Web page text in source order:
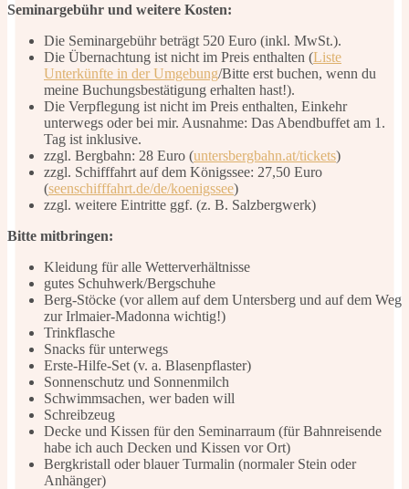
Seminargebühr und weitere Kosten:
Die Seminargebühr beträgt 520 Euro (inkl. MwSt.).
Die Übernachtung ist nicht im Preis enthalten (Liste
Unterkünfte in der Umgebung/Bitte erst buchen, wenn du
meine Buchungsbestätigung erhalten hast!).
Die Verpflegung ist nicht im Preis enthalten, Einkehr
unterwegs oder bei mir. Ausnahme: Das Abendbuffet am 1.
Tag ist inklusive.
zzgl. Bergbahn: 28 Euro (untersbergbahn.at/tickets)
zzgl. Schifffahrt auf dem Königssee: 27,50 Euro
(seenschifffahrt.de/de/koenigssee)
zzgl. weitere Eintritte ggf. (z. B. Salzbergwerk)
Bitte mitbringen:
Kleidung für alle Wetterverhältnisse
gutes Schuhwerk/Bergschuhe
Berg-Stöcke (vor allem auf dem Untersberg und auf dem Weg
zur Irlmaier-Madonna wichtig!)
Trinkflasche
Snacks für unterwegs
Erste-Hilfe-Set (v. a. Blasenpflaster)
Sonnenschutz und Sonnenmilch
Schwimmsachen, wer baden will
Schreibzeug
Decke und Kissen für den Seminarraum (für Bahnreisende
habe ich auch Decken und Kissen vor Ort)
Bergkristall oder blauer Turmalin (normaler Stein oder
Anhänger)